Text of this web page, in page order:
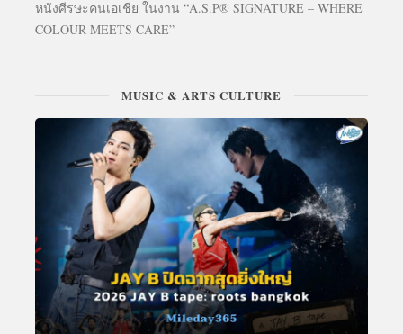
หนังศีรษะคนเอเชีย ในงาน “A.S.P® SIGNATURE – WHERE
COLOUR MEETS CARE”
MUSIC & ARTS CULTURE